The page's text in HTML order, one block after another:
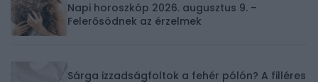
Napi horoszkóp 2026. augusztus 9. –
Felerősödnek az érzelmek
Sárga izzadságfoltok a fehér pólón? A filléres